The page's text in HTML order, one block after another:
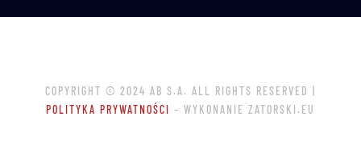
COPYRIGHT © 2024 AB S.A. ALL RIGHTS RESERVED |
POLITYKA PRYWATNOŚCI – WYKONANIE ZATORSKI.EU